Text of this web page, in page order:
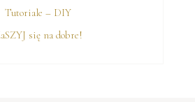
Tutoriale – DIY
się na dobre!